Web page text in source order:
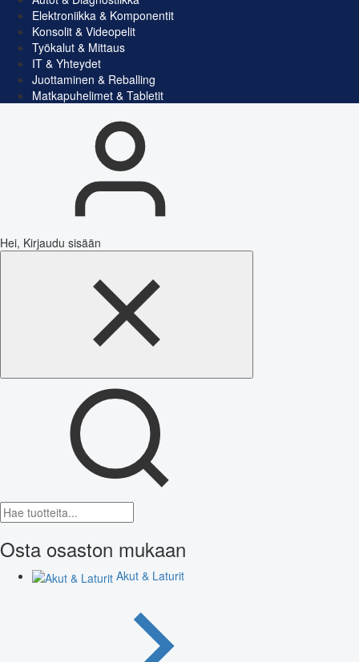
Elektroniikka & Komponentit
Konsolit & Videopelit
Työkalut & Mittaus
IT & Yhteydet
Juottaminen & Reballing
Matkapuhelimet & Tabletit
Hei, Kirjaudu sisään
Osta osaston mukaan
Akut & Laturit